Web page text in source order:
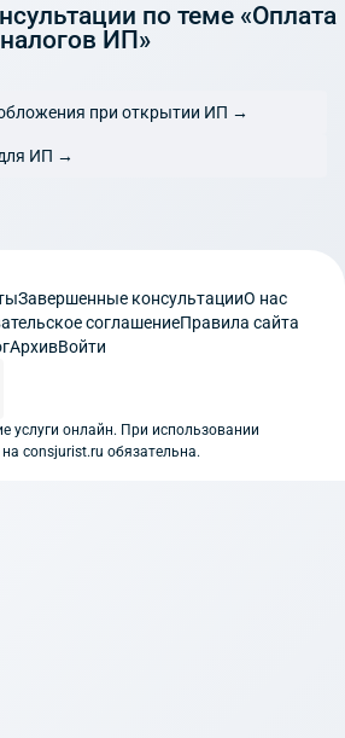
по теме «Оплата
налогов ИП»
при открытии ИП →
ИП →
Завершенные консультацииО нас
соглашениеПравила сайта
АрхивВойти
услуги онлайн. При использовании
consjurist.ru обязательна.